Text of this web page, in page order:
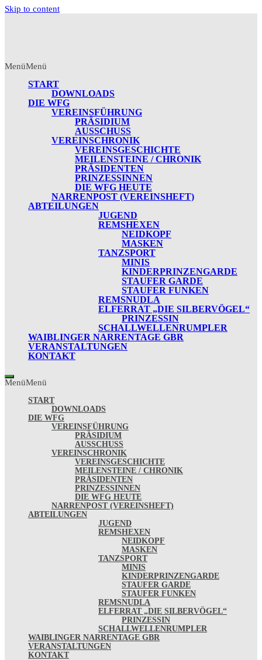
Skip to content
MenüMenü
START
DOWNLOADS
DIE WFG
VEREINSFÜHRUNG
PRÄSIDIUM
AUSSCHUSS
VEREINSCHRONIK
VEREINSGESCHICHTE
MEILENSTEINE / CHRONIK
PRÄSIDENTEN
PRINZESSINNEN
DIE WFG HEUTE
NARRENPOST (VEREINSHEFT)
ABTEILUNGEN
JUGEND
REMSHEXEN
NEIDKOPF
MASKEN
TANZSPORT
MINIS
KINDERPRINZENGARDE
STAUFER GARDE
STAUFER FUNKEN
REMSNUDLA
ELFERRAT „DIE SILBERVÖGEL“
PRINZESSIN
SCHALLWELLENRUMPLER
WAIBLINGER NARRENTAGE GBR
VERANSTALTUNGEN
KONTAKT
MenüMenü
START
DOWNLOADS
DIE WFG
VEREINSFÜHRUNG
PRÄSIDIUM
AUSSCHUSS
VEREINSCHRONIK
VEREINSGESCHICHTE
MEILENSTEINE / CHRONIK
PRÄSIDENTEN
PRINZESSINNEN
DIE WFG HEUTE
NARRENPOST (VEREINSHEFT)
ABTEILUNGEN
JUGEND
REMSHEXEN
NEIDKOPF
MASKEN
TANZSPORT
MINIS
KINDERPRINZENGARDE
STAUFER GARDE
STAUFER FUNKEN
REMSNUDLA
ELFERRAT „DIE SILBERVÖGEL“
PRINZESSIN
SCHALLWELLENRUMPLER
WAIBLINGER NARRENTAGE GBR
VERANSTALTUNGEN
KONTAKT